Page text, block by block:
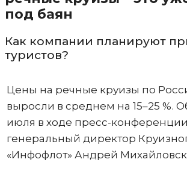
под баян
Как компании планируют
туристов?
Цены на речные круизы по
выросли в среднем на 15–25 %.
июля в ходе пресс-
генеральный директор
«Инфофлот» Андрей